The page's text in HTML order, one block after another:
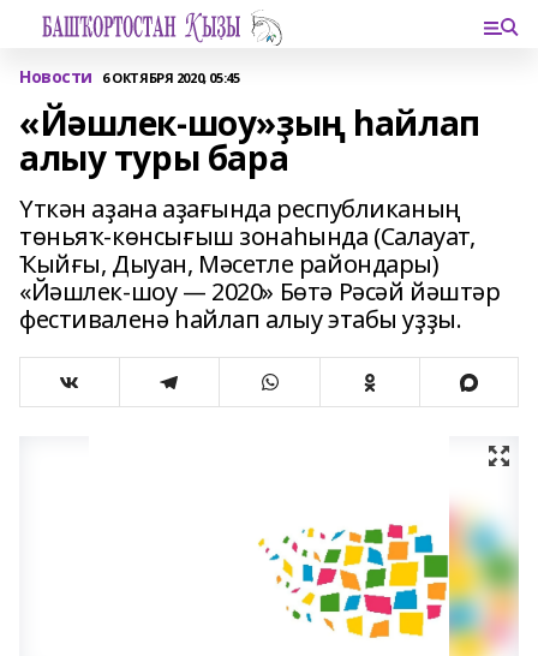
Новости 6 ОКТЯБРЯ 2020, 05:45
«Йәшлек-шоу»ҙың һайлап
алыу туры бара
Үткән аҙана аҙағында республиканың
төньяҡ-көнсығыш зонаһында (Салауат,
Ҡыйғы, Дыуан, Мәсетле райондары)
«Йәшлек-шоу — 2020» Бөтә Рәсәй йәштәр
фестиваленә һайлап алыу этабы уҙҙы.